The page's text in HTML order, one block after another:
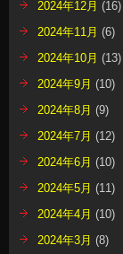
2024年12月 (16)
2024年11月 (6)
2024年10月 (13)
2024年9月 (10)
2024年8月 (9)
2024年7月 (12)
2024年6月 (10)
2024年5月 (11)
2024年4月 (10)
2024年3月 (8)